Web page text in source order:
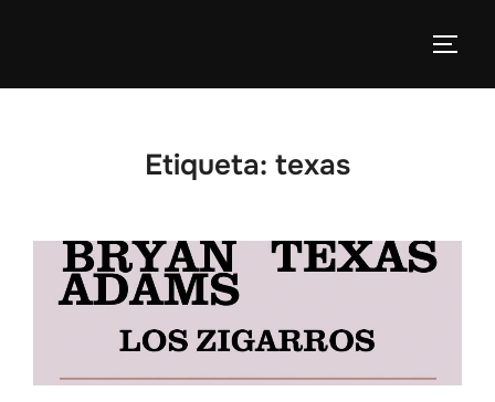
Etiqueta: texas